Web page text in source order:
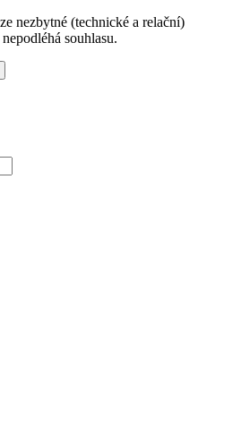
nezbytné (technické a relační)
souhlasu.